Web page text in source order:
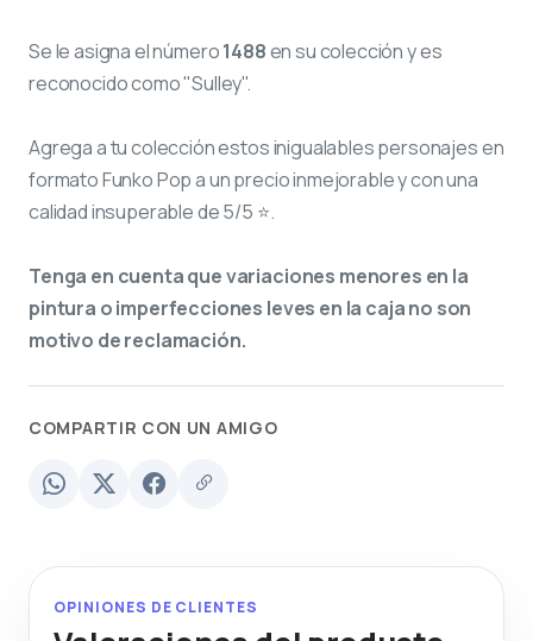
Se le asigna el número1488en su colección y es
reconocido como "Sulley".
Agrega a tu colección estos inigualables personajes en
formato Funko Pop a un precio inmejorable y con una
calidad insuperable de 5/5 ⭐.
Tenga en cuenta que variaciones menores en la
pintura o imperfecciones leves en la caja no son
motivo de reclamación.
COMPARTIR CON UN AMIGO
OPINIONES DE CLIENTES